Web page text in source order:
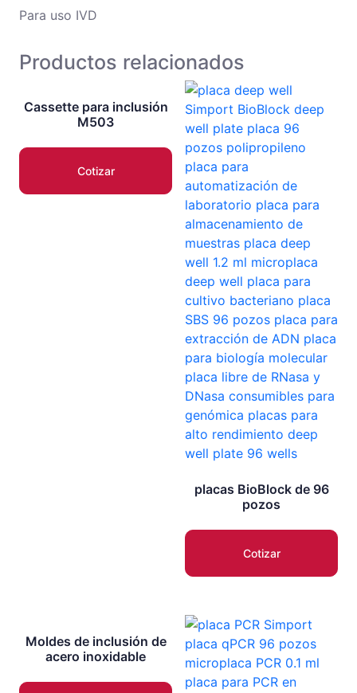
Para uso IVD
Productos relacionados
Cassette para inclusión
M503
Cotizar
placas BioBlock de 96
pozos
Cotizar
Moldes de inclusión de
acero inoxidable